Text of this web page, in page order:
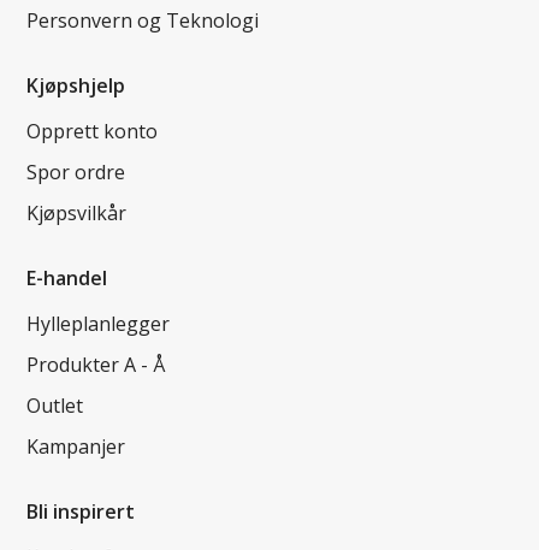
Personvern og Teknologi
Kjøpshjelp
Opprett konto
Spor ordre
Kjøpsvilkår
E-handel
Hylleplanlegger
Produkter A - Å
Outlet
Kampanjer
Bli inspirert